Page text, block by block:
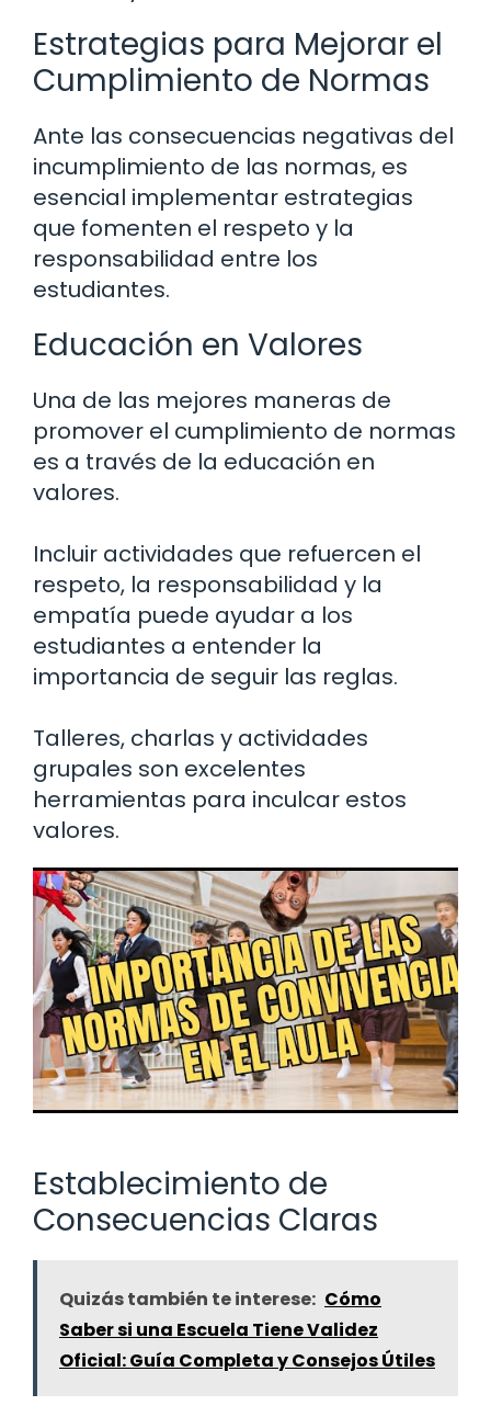
Estrategias para Mejorar el
Cumplimiento de Normas
Ante las consecuencias negativas del
incumplimiento de las normas, es
esencial implementar estrategias
que fomenten el respeto y la
responsabilidad entre los
estudiantes.
Educación en Valores
Una de las mejores maneras de
promover el cumplimiento de normas
es a través de la educación en
valores.
Incluir actividades que refuercen el
respeto, la responsabilidad y la
empatía puede ayudar a los
estudiantes a entender la
importancia de seguir las reglas.
Talleres, charlas y actividades
grupales son excelentes
herramientas para inculcar estos
valores.
Establecimiento de
Consecuencias Claras
Quizás también te interese: Cómo
Saber si una Escuela Tiene Validez
Oficial: Guía Completa y Consejos Útiles